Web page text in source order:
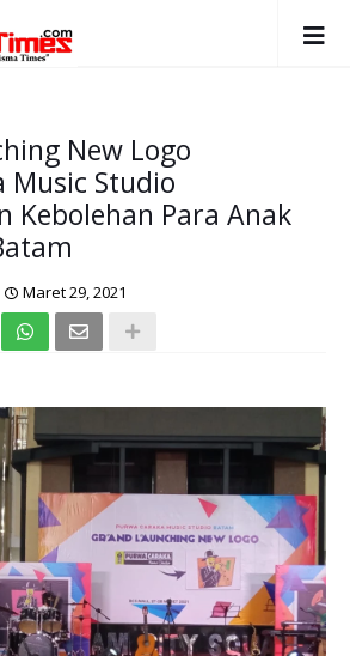
New Logo
Music Studio
Kebolehan Para Anak
Maret 29, 2021